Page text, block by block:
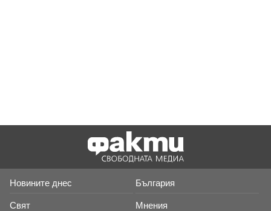
Новините днес България
Свят Мнения